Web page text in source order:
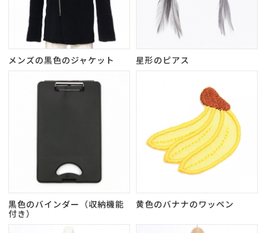
メンズの黒色のジャケット 星形のピアス
黒色のバインダー（収納機能
付き）
黄色のバナナのワッペン